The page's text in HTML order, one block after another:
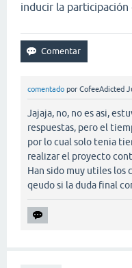
inducir la participación
comentado por CofeeAdicted
Jajaja, no, no es asi,
respuestas, pero el
por lo cual solo tenia
realizar el proyecto
Han sido muy utiles los
qeudo si la duda final